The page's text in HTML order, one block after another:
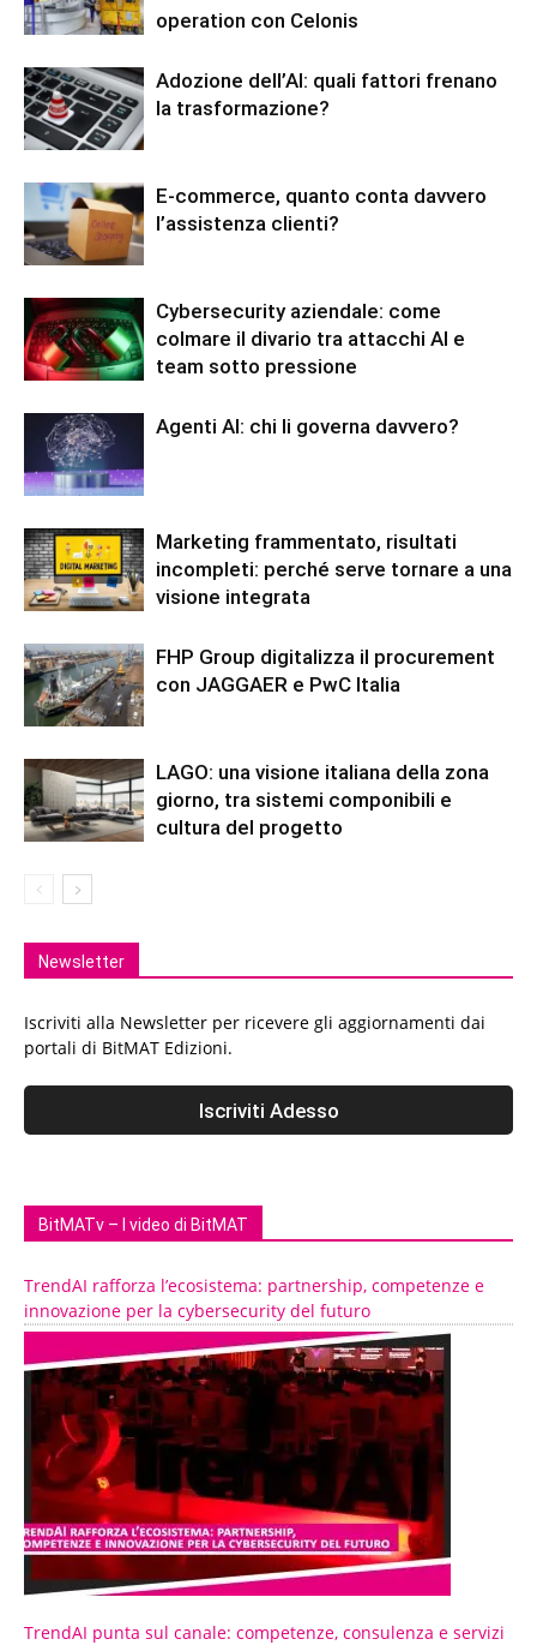
operation con Celonis
Adozione dell’AI: quali fattori frenano
la trasformazione?
E-commerce, quanto conta davvero
l’assistenza clienti?
Cybersecurity aziendale: come
colmare il divario tra attacchi AI e
team sotto pressione
Agenti AI: chi li governa davvero?
Marketing frammentato, risultati
incompleti: perché serve tornare a una
visione integrata
FHP Group digitalizza il procurement
con JAGGAER e PwC Italia
LAGO: una visione italiana della zona
giorno, tra sistemi componibili e
cultura del progetto
Newsletter
Iscriviti alla Newsletter per ricevere gli aggiornamenti dai
portali di BitMAT Edizioni.
BitMATv – I video di BitMAT
TrendAI rafforza l’ecosistema: partnership, competenze e
innovazione per la cybersecurity del futuro
TrendAI punta sul canale: competenze, consulenza e servizi